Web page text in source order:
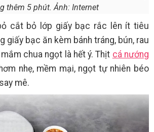
thêm 5 phút. Ảnh: Internet
cắt bỏ lớp giấy bạc rắc lên ít tiêu
giấy bạc ăn kèm bánh tráng, bún, rau
chua ngọt là hết ý. Thịt cá nướng
nhẹ, mềm mại, ngọt tự nhiên béo
mê.